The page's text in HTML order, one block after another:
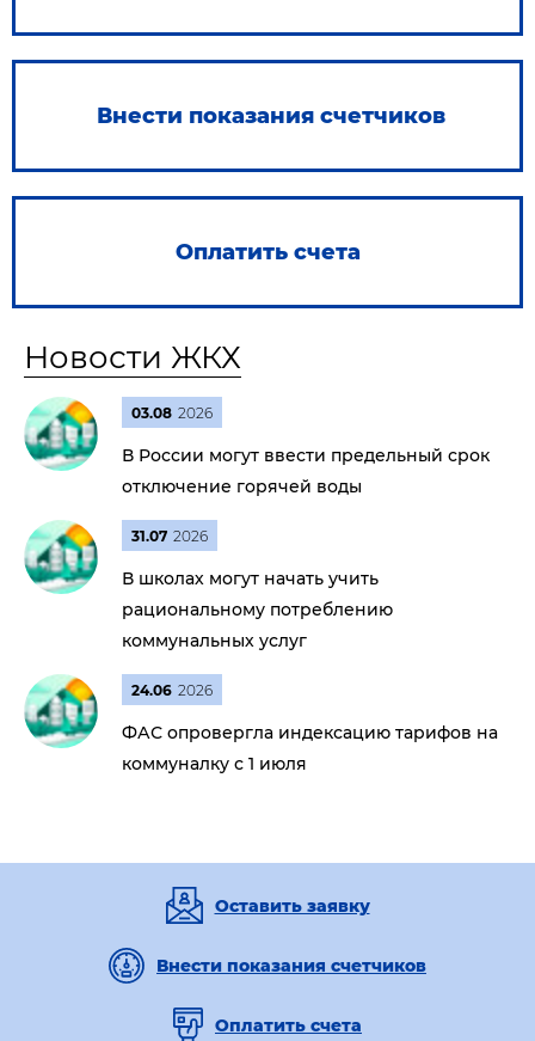
Внести показания счетчиков
Оплатить счета
Новости ЖКХ
03.08 2026
В России могут ввести предельный срок
отключение горячей воды
31.07 2026
В школах могут начать учить
рациональному потреблению
коммунальных услуг
24.06 2026
ФАС опровергла индексацию тарифов на
коммуналку с 1 июля
Оставить заявку
Внести показания счетчиков
Оплатить счета